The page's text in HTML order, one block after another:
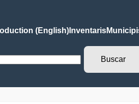
(English)Inventaris